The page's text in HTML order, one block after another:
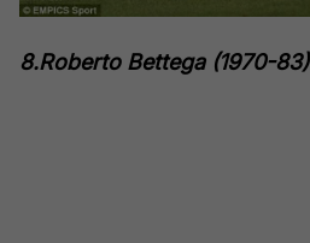
8.Roberto Bettega (1970-83)